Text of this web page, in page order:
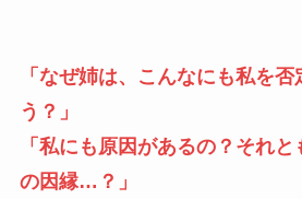
「なぜ姉は、こんなにも私を
う？」
「私にも原因があるの？それ
の因縁…？」